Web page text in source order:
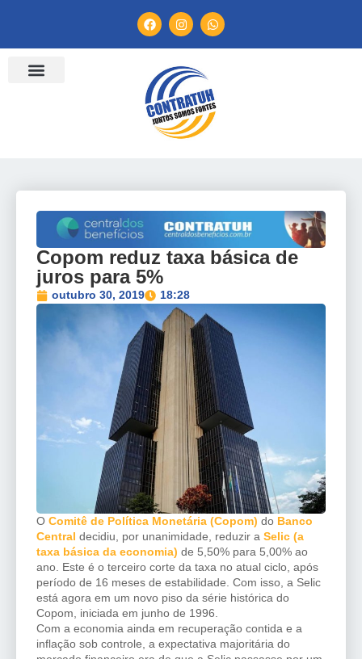
Copom reduz taxa básica de
juros para 5%
outubro 30, 2019 18:28
O Comitê de Política Monetária (Copom) do Banco
Central decidiu, por unanimidade, reduzir a Selic (a
taxa básica da economia) de 5,50% para 5,00% ao
ano. Este é o terceiro corte da taxa no atual ciclo, após
período de 16 meses de estabilidade. Com isso, a Selic
está agora em um novo piso da série histórica do
Copom, iniciada em junho de 1996.
Com a economia ainda em recuperação contida e a
inflação sob controle, a expectativa majoritária do